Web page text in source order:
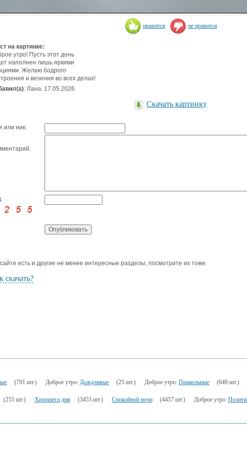
нравится не нравится
на картинке:
утро! Пусть этот день
наполнен лишь яркими
Желаю бодрого
и везения во всех делах!
: Лана. 17.05.2026
Скачать картинку
или ник:
есть и другие не менее интересные разделы, посмотрите их тоже.
скачать?
(701 шт.) Доброе утро: Дождливые (25 шт.) Доброе утро: Прикольные (649 шт.)
(255 шт.) Хорошего дня (3453 шт.) Спокойной ночи (4457 шт.) Доброе утро: